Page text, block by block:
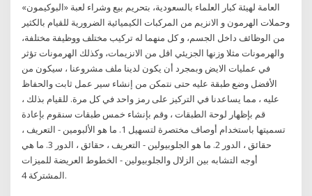
العامة لهيئة كبار العلماء بالسعودية، بتحريم بيع وشراء لعبة «البوكيمون»
وحملات الهرمون و الانزيم من المركبات الكيميائية الضرورية للقيام بالكثير
من الوظائف داخل الجسم، و كل منهما له تركيب مختلف ووظيفة مختلفة،
والهرمونات مثلا وزنها الجزيئي اقل من الانزيمات، وكذلك الهرمونات تؤثر
في عمليات الايض وبمجرد أن يكون لدينا ملف مشروعنا ، سيكون من
الأفضل وضع طبقة عليه حتى نتمكن من إنشاء سير عمل ثابت والحفاظ
عليه ، مما يساعدنا في التركيز على رمز واحد في كل مرة. للقيام بذلك ،
قم بإظهار لوحة الطبقات ، وقم بإنشاء خمس طبقات سنقوم بإعادة
تسميتها باستخدام أوصاف مختصرة لتسهيل 1. ما هو الألبومين - التعريف ،
حقائق ، الدور 2. ما هو الجلوبيولين - التعريف ، حقائق ، الدور 3. ما هي
أوجه التشابه بين الزلال والجلوبيولين - الخطوط العريضة للميزات
المشتركة 4.